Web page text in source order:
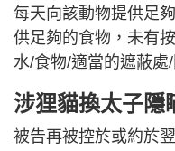
每天向該動物提供足
供足夠的食物，未有
水/食物/適當的遮蔽處
涉狸貓換太子
被告再被控於或約於